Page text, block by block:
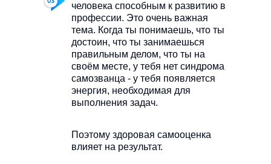
человека способным к развитию в
профессии. Это очень важная
тема. Когда ты понимаешь, что ты
достоин, что ты занимаешься
правильным делом, что ты на
своём месте, у тебя нет синдрома
самозванца - у тебя появляется
энергия, необходимая для
выполнения задач.
Поэтому здоровая самооценка
влияет на результат.